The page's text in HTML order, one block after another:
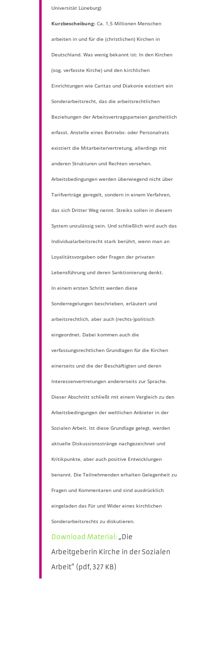
Universität Lüneburg)
Kurzbescheibung: Ca. 1,5 Millionen Menschen
arbeiten in und für die (christlichen) Kirchen in
Deutschland. Was wenig bekannt ist: In den Kirchen
(sog. verfasste Kirche) und den kirchlichen
Einrichtungen wie Caritas und Diakonie existiert ein
Sonderarbeitsrecht, das die arbeitsrechtlichen
Beziehungen der Arbeitsvertragsparteien ganzheitlich
erfasst. Anstelle eines Betriebs- oder Personalrats
existiert die Mitarbeitervertretung, allerdings mit
anderen Strukturen und Rechten versehen.
Arbeitsbedingungen werden überwiegend nicht über
Tarifverträge geregelt, sondern in einem Verfahren,
das sich Dritter Weg nennt. Streiks sollen in diesem
System unzulässig sein. Und schließlich wird auch das
Individualarbeitsrecht stark berührt, wenn man an
Loyalitätsvorgaben oder Fragen der privaten
Lebensführung und deren Sanktionierung denkt.
In einem ersten Schritt werden diese
Sonderregelungen beschrieben, erläutert und
arbeitsrechtlich, aber auch (rechts-)politisch
eingeordnet. Dabei kommen auch die
verfassungsrechtlichen Grundlagen für die Kirchen
einerseits und die der Beschäftigten und deren
Interessenvertretungen andererseits zur Sprache.
Dieser Abschnitt schließt mit einem Vergleich zu den
Arbeitsbedingungen der weltlichen Anbieter in der
Sozialen Arbeit. Ist diese Grundlage gelegt, werden
aktuelle Diskussionsstränge nachgezeichnet und
Kritikpunkte, aber auch positive Entwicklungen
benannt. Die Teilnehmenden erhalten Gelegenheit zu
Fragen und Kommentaren und sind ausdrücklich
eingeladen das Für und Wider eines kirchlichen
Sonderarbeitsrechts zu diskutieren.
Download Material: „Die
Arbeitgeberin Kirche in der Sozialen
Arbeit“ (pdf, 327 KB)